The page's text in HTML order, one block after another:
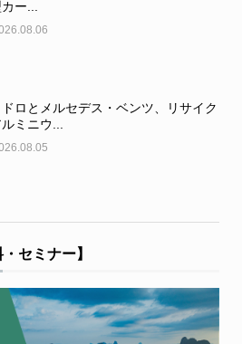
ー...
ロとメルセデス・ベンツ、リサイク
ミニウ...
セミナー】